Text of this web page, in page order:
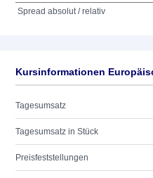
Spread absolut / relativ
Kursinformationen
Tagesumsatz
Tagesumsatz in Stück
Preisfeststellungen